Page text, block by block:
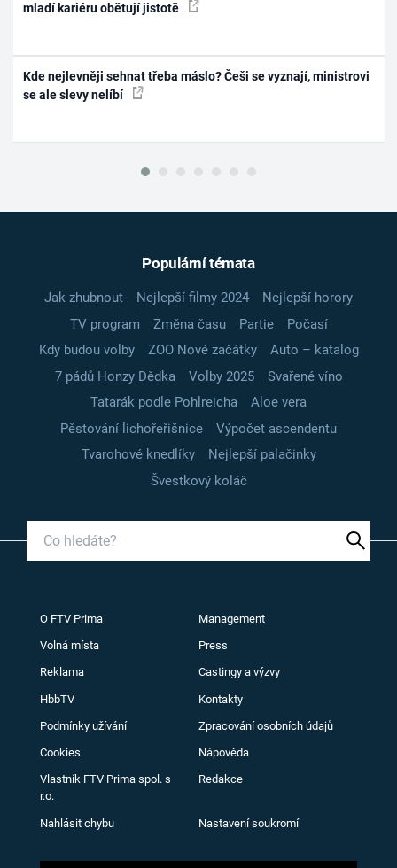
mladí kariéru obětují jistotě
Kde nejlevněji sehnat třeba máslo? Češi se vyznají, ministrovi
se ale slevy nelíbí
Populární témata
Jak zhubnout Nejlepší filmy 2024
Nejlepší horory
TV program
Změna času Partie
Počasí
Kdy budou volby
ZOO Nové začátky
Auto – katalog
7 pádů Honzy Dědka
Volby 2025
Svařené víno
Tatarák podle Pohlreicha
Aloe vera
Pěstování lichořeřišnice
Výpočet ascendentu
Tvarohové knedlíky
Nejlepší palačinky
Švestkový koláč
O FTV Prima Management
Volná místa Press
Reklama Castingy a výzvy
HbbTV Kontakty
Podmínky užívání Zpracování osobních údajů
Cookies Nápověda
Vlastník FTV Prima spol. s
r.o.
Redakce
Nahlásit chybu Nastavení soukromí